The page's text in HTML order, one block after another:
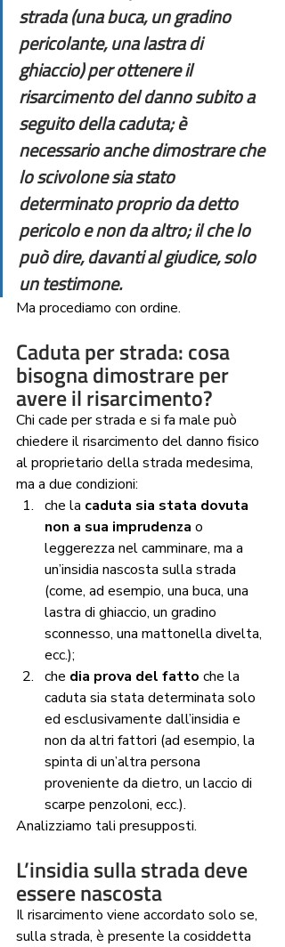
strada (una buca, un gradino
pericolante, una lastra di
ghiaccio) per ottenere il
risarcimento del danno subito a
seguito della caduta; è
necessario anche dimostrare che
lo scivolone sia stato
determinato proprio da detto
pericolo e non da altro; il che lo
può dire, davanti al giudice, solo
un testimone.
Ma procediamo con ordine.
Caduta per strada: cosa
bisogna dimostrare per
avere il risarcimento?
Chi cade per strada e si fa male può
chiedere il risarcimento del danno fisico
al proprietario della strada medesima,
ma a due condizioni:
che la caduta sia stata dovuta
non a sua imprudenza o
leggerezza nel camminare, ma a
un’insidia nascosta sulla strada
(come, ad esempio, una buca, una
lastra di ghiaccio, un gradino
sconnesso, una mattonella divelta,
ecc.);
che dia prova del fatto che la
caduta sia stata determinata solo
ed esclusivamente dall’insidia e
non da altri fattori (ad esempio, la
spinta di un’altra persona
proveniente da dietro, un laccio di
scarpe penzoloni, ecc.).
Analizziamo tali presupposti.
L’insidia sulla strada deve
essere nascosta
Il risarcimento viene accordato solo se,
sulla strada, è presente la cosiddetta